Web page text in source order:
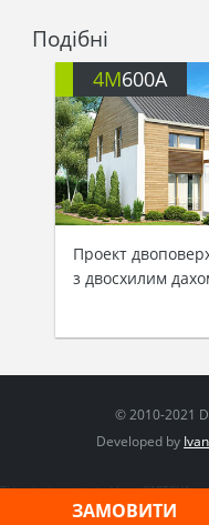
Подібні
4M600A
Проект
з двосхилим
ЗАМОВИТИ
© 2010-2021
Developed by
This site is protected by reCAPTCHA